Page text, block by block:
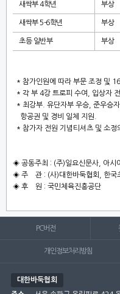
새싹부4학년 부상
새싹부 5-6학년 부상
초등 일반부 부상
* 참가인원에 따라 부문 조정 및 16
* 각 부 4강 트로피 수여
입상자
* 최강부 유단자부 우승 준우승
항공권 및 경비 일체 지원
* 참가자 전원 기념티셔츠 및 소정
◈ 공동주최 : (주)일요신문사
아시
◈ 주 관 : (사)대한바둑협회
한국
◈ 후 원 : 국민체육진흥공단
PC버전
개인정보처리방침
대한바둑협회